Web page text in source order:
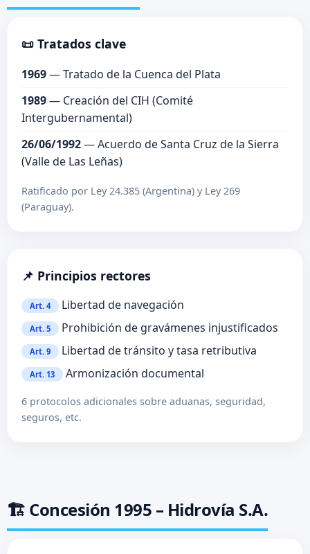
📜 Tratados clave
1969— Tratado de la Cuenca del Plata
1989— Creación del CIH (Comité
Intergubernamental)
26/06/1992— Acuerdo de Santa Cruz de la Sierra
(Valle de Las Leñas)
Ratificado por Ley 24.385 (Argentina) y Ley 269
(Paraguay).
📌 Principios rectores
Art. 4 Libertad de navegación
Art. 5 Prohibición de gravámenes injustificados
Art. 9 Libertad de tránsito y tasa retributiva
Art. 13 Armonización documental
6 protocolos adicionales sobre aduanas, seguridad,
seguros, etc.
🏗️ Concesión 1995 – Hidrovía S.A.